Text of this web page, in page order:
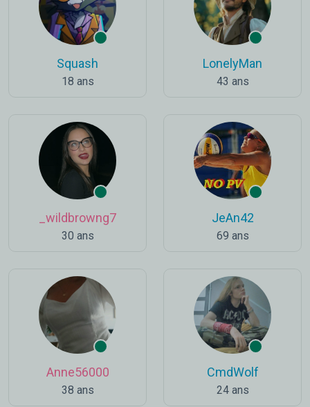
Squash
18 ans
LonelyMan
43 ans
_wildbrowng7
30 ans
JeAn42
69 ans
Anne56000
38 ans
CmdWolf
24 ans